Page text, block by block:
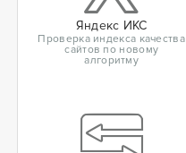
Яндекс ИКС
Проверка индекса качества
сайтов по новому
алгоритму